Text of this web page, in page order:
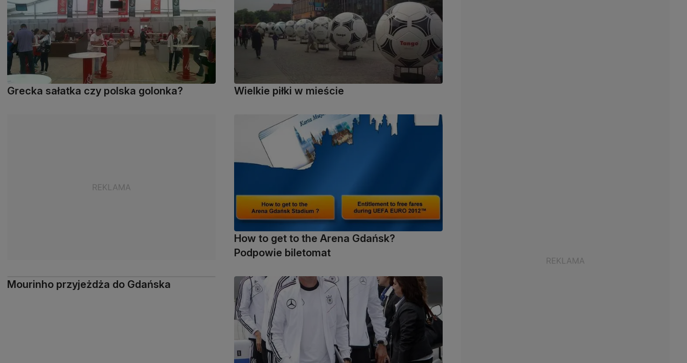
Grecka sałatka czy polska golonka? Wielkie piłki w mieście
How to get to the Arena Gdańsk?
Podpowie biletomat
Mourinho przyjeżdża do Gdańska